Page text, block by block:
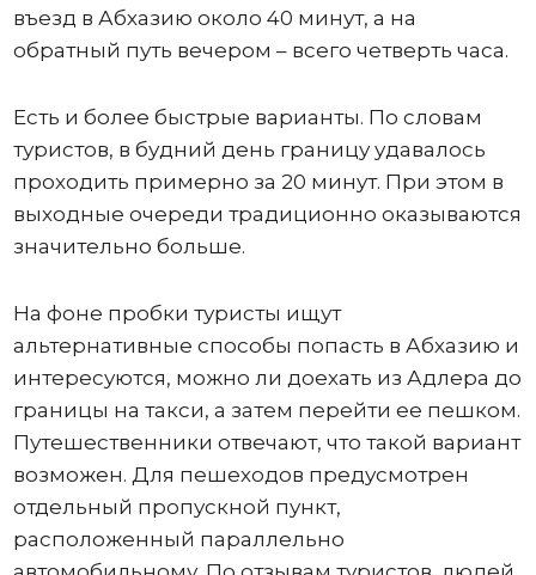
въезд в Абхазию около 40 минут, а на
обратный путь вечером – всего четверть часа.
Есть и более быстрые варианты. По словам
туристов, в будний день границу удавалось
проходить примерно за 20 минут. При этом в
выходные очереди традиционно оказываются
значительно больше.
На фоне пробки туристы ищут
альтернативные способы попасть в Абхазию и
интересуются, можно ли доехать из Адлера до
границы на такси, а затем перейти ее пешком.
Путешественники отвечают, что такой вариант
возможен. Для пешеходов предусмотрен
отдельный пропускной пункт,
расположенный параллельно